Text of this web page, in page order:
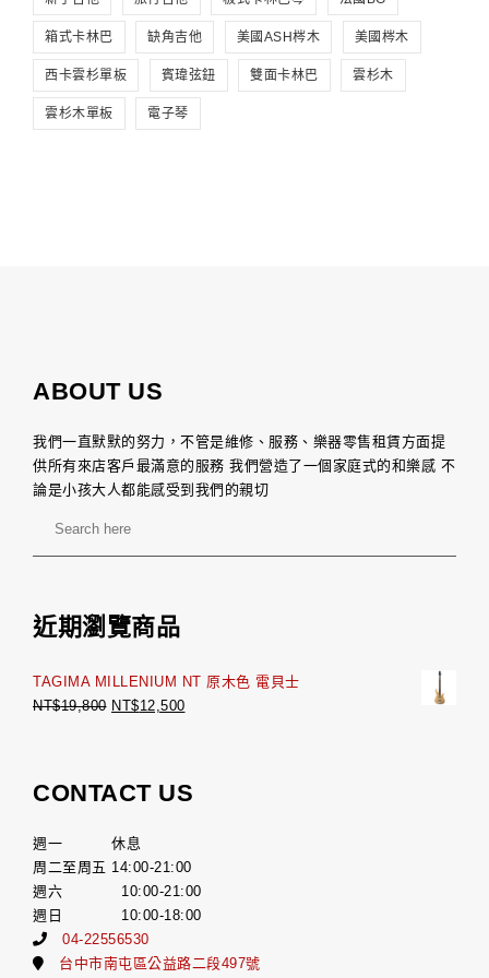
箱式卡林巴 缺角吉他 美國ASH梣木 美國梣木
西卡雲杉單板 賓瑋弦鈕 雙面卡林巴 雲杉木
雲杉木單板 電子琴
ABOUT US
我們一直默默的努力，不管是維修、服務、樂器零售租賃方面提
供所有來店客戶最滿意的服務 我們營造了一個家庭式的和樂感 不
論是小孩大人都能感受到我們的親切
近期瀏覽商品
TAGIMA MILLENIUM NT 原木色 電貝士
NT$19,800 NT$12,500
CONTACT US
週一 休息
周二至周五 14:00-21:00
週六 10:00-21:00
週日 10:00-18:00
04-22556530
台中市南屯區公益路二段497號